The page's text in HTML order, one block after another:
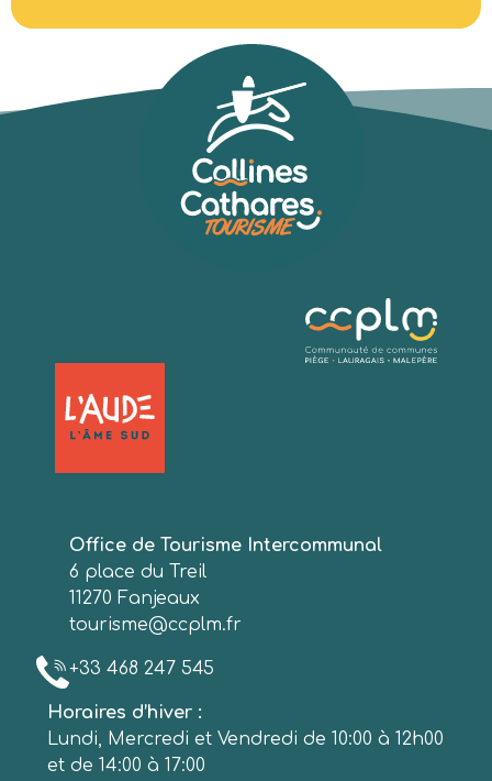
Office de Tourisme Intercommunal
6 place du Treil
11270 Fanjeaux
tourisme@ccplm.fr
+33 468 247 545
Horaires d’hiver :
Lundi, Mercredi et Vendredi de 10:00 à 12h00
et de 14:00 à 17:00